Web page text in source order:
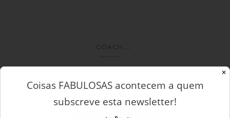
COACH
Está na altura de pensar em si! ✕
Coisas FABULOSAS acontecem a quem
subscreve esta newsletter!